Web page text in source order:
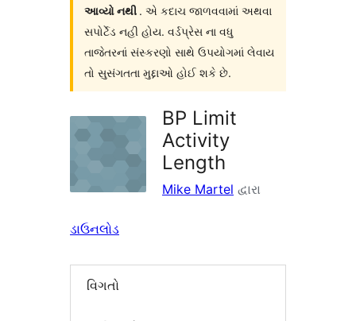
આવ્યો નથી . એ કદાચ જાળવવામાં અથવા
સપોર્ટેડ નહી હોય. વર્ડપ્રેસ ના વધુ
તાજેતરનાં સંસ્કરણો સાથે ઉપયોગમાં લેવાય
તો સુસંગતતા મુદ્દાઓ હોઈ શકે છે.
BP Limit
Activity
Length
Mike Martel દ્વારા
ડાઉનલોડ
વિગતો